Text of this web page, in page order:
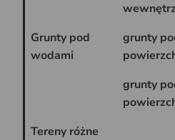
Grunty pod
wodami
grunty
grunty
Tereny różne